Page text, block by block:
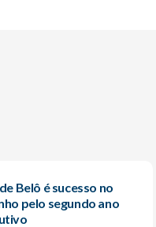
Belô é sucesso no
pelo segundo ano